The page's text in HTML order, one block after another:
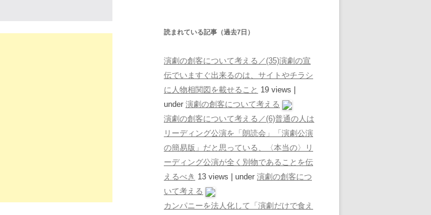
読まれている記事（過去7日）
演劇の創客について考える／(35)演劇の宣
伝でいますぐ出来るのは、サイトやチラシ
に人物相関図を載せること 19 views
under 演劇の創客について考える
演劇の創客について考える／(6)普通の人は
リーディング公演を「朗読会」「演劇公演
の簡易版」だと思っている、〈本当の〉リ
ーディング公演が全く別物であることを伝
えるべき 13 views under 演劇の創客につ
いて考える
カンパニーを法人化して「演劇だけで食え